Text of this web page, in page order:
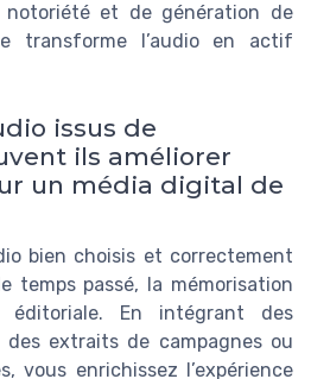
et de génération de
transforme l’audio en actif
issus de
ils améliorer
un média digital de
bien choisis et correctement
temps passé, la mémorisation
En intégrant des
extraits de campagnes ou
vous enrichissez l’expérience